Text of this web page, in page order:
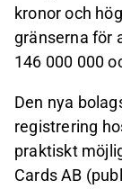
kronor och
gränserna för
146 000 000
Den nya
registrering
praktiskt
Cards AB